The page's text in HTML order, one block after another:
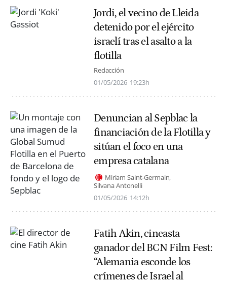
Jordi, el vecino de Lleida
detenido por el ejército
israelí tras el asalto a la
flotilla
Redacción
01/05/2026 19:23h
Denuncian al Sepblac la
financiación de la Flotilla y
sitúan el foco en una
empresa catalana
Miriam Saint-Germain
Silvana Antonelli
01/05/2026 14:12h
Fatih Akin, cineasta
ganador del BCN Film Fest:
“Alemania esconde los
crímenes de Israel al